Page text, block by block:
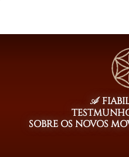
A
SOBRE OS NOVOS